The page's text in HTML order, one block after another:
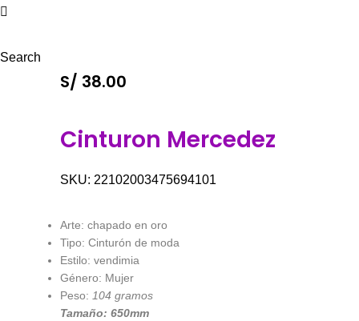
Search
S/ 38.00
Cinturon Mercedez
SKU: 22102003475694101
Arte: chapado en oro
Tipo: Cinturón de moda
Estilo: vendimia
Género: Mujer
Peso: 104 gramos
Tamaño: 650mm